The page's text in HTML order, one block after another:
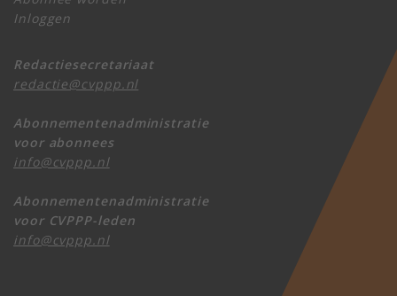
Inloggen
Redactiesecretariaat
redactie@cvppp.nl
Abonnementenadministratie
voor abonnees
info@cvppp.nl
Abonnementenadministratie
voor CVPPP-leden
info@cvppp.nl